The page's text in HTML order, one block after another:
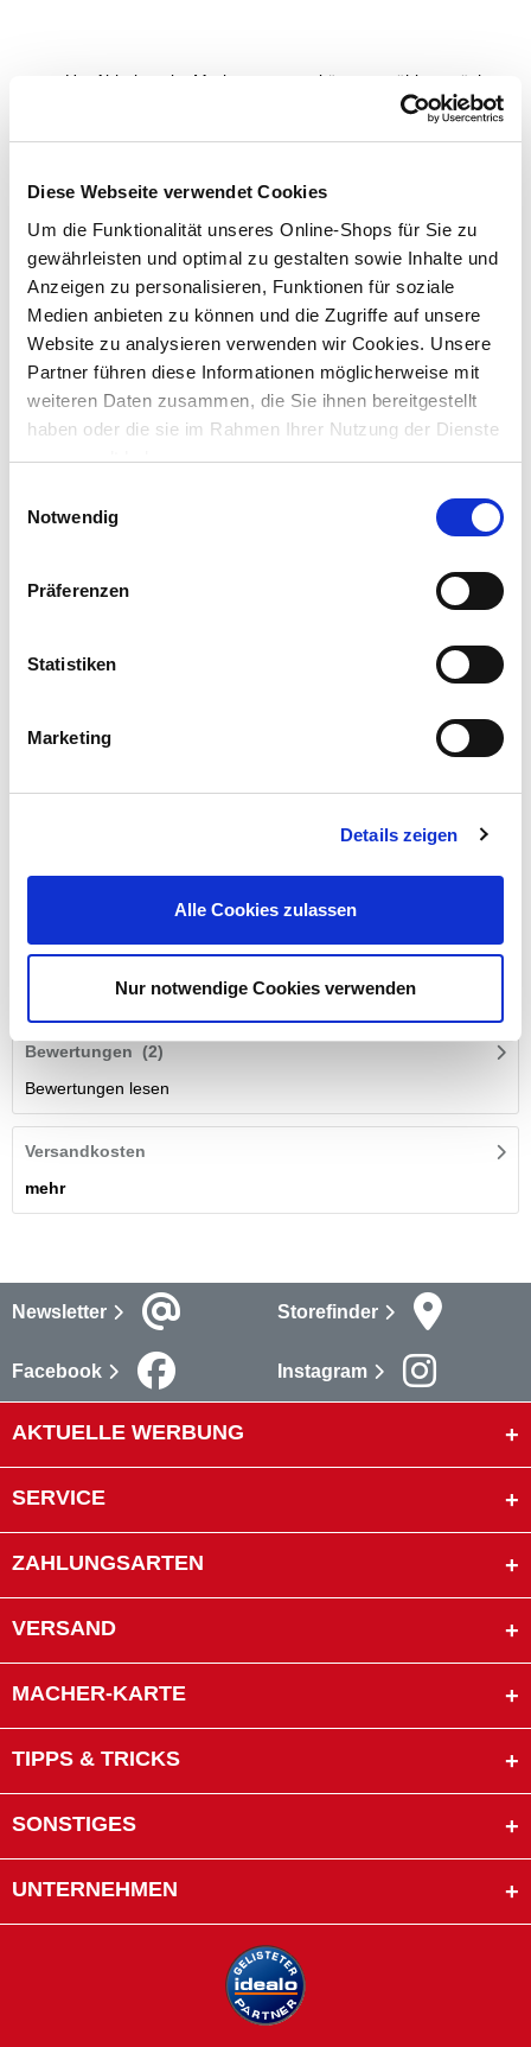
Diese Webseite verwendet Cookies
Um die Funktionalität unseres Online-Shops für Sie zu
gewährleisten und optimal zu gestalten sowie Inhalte und
Anzeigen zu personalisieren, Funktionen für soziale
Medien anbieten zu können und die Zugriffe auf unsere
Website zu analysieren verwenden wir Cookies. Unsere
Partner führen diese Informationen möglicherweise mit
weiteren Daten zusammen, die Sie ihnen bereitgestellt
haben oder die sie im Rahmen Ihrer Nutzung der Dienste
gesammelt haben.
Notwendig
Präferenzen
Statistiken
Marketing
Details zeigen
Alle Cookies zulassen
Nur notwendige Cookies verwenden
Um Abholung im Markt nutzen zu können, wähle zunächst
Menge
In den Warenkorb
Merken
ZUBEHÖR UND PASSENDE ARTIKEL:
39,95 €
Zubehör für Kleinbohrmaschine, Multifunktionswerkzeug, oder
Gravur-Werkzeug.
Bewertungen (2)
Bewertungen lesen
Versandkosten
mehr
Newsletter Storefinder
Facebook Instagram
AKTUELLE WERBUNG
SERVICE
ZAHLUNGSARTEN
VERSAND
MACHER-KARTE
TIPPS & TRICKS
SONSTIGES
UNTERNEHMEN